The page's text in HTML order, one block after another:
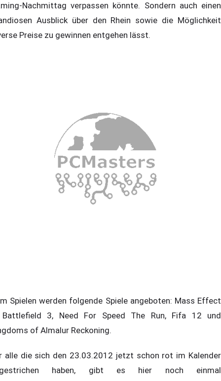
Nachmittag verpassen könnte. Sondern auch einen
Ausblick über den Rhein sowie die Möglichkeit
Preise zu gewinnen entgehen lässt.
Spielen werden folgende Spiele angeboten: Mass Effect
3, Need For Speed The Run, Fifa 12 und
of Almalur Reckoning.
alle die sich den 23.03.2012 jetzt schon rot im Kalender
haben, gibt es hier noch einmal